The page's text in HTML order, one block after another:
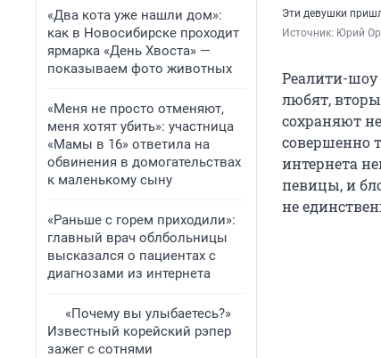
«Два кота уже нашли дом»:
как в Новосибирске проходит
ярмарка «День Хвоста» —
показываем фото животных
«Меня не просто отменяют,
меня хотят убить»: участница
«Мамы в 16» ответила на
обвинения в домогательствах
к маленькому сыну
«Раньше с горем приходили»:
главный врач облбольницы
высказался о пациентах с
диагнозами из интернета
«Почему вы улыбаетесь?»
Известный корейский рэпер
зажег с сотнями
Эти девушки
Источник: Юрий
Реалити-шоу
любят,
сохраняют
совершенно
интернета
певицы, и
не